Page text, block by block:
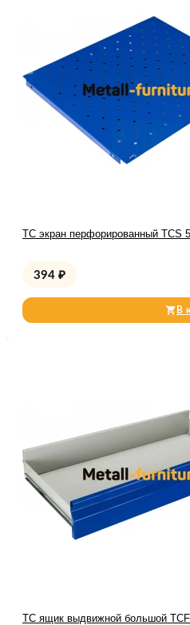
TC экран перфорированный TCS
394 ₽
В
TC ящик выдвижной большой